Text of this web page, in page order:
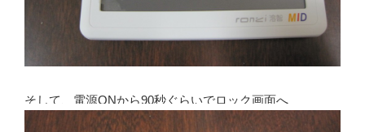
そして、電源ONから90秒ぐらいでロック画面へ